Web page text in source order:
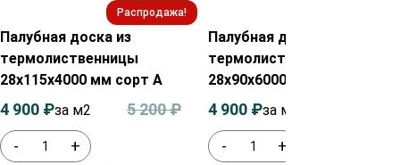
Распродажа!
Палубная доска из
термолиственницы
28х115х4000 мм сорт А
- +
5 200₽
4 900 ₽за м2
Палубная доска из
термолиственницы
28х90х6000 мм сорт А
- +
4 900 ₽за м²